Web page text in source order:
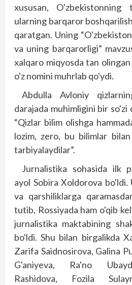
xususan,
ularning barqaror
qaratgan. Uning
va uning barqarorligi”
xalqaro miqyosda tan
o'z nomini muhrlab qo'ydi.
Abdulla Avloniy
darajada muhimligini bir
“Qizlar bilim olishga
lozim, zero, bu bilimlar
tarbiyalaydilar”.
Jurnalistika sohasida ilk
ayol Sobira Xoldorova bo'ldi.
va qarshiliklarga
tutib, Rossiyada ham o'qib
jurnalistika maktabining
bo'ldi. Shu bilan birgalikda
Zarifa Saidnosirova, Galina
G'aniyeva, Ra'no
Rashidova, Fozila